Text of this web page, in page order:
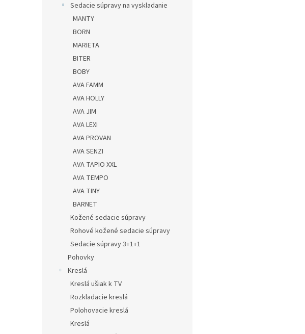
Sedacie súpravy na vyskladanie
MANTY
BORN
MARIETA
BITER
BOBY
AVA FAMM
AVA HOLLY
AVA JIM
AVA LEXI
AVA PROVAN
AVA SENZI
AVA TAPIO XXL
AVA TEMPO
AVA TINY
BARNET
Kožené sedacie súpravy
Rohové kožené sedacie súpravy
Sedacie súpravy 3+1+1
Pohovky
Kreslá
Kreslá ušiak k TV
Rozkladacie kreslá
Polohovacie kreslá
Kreslá